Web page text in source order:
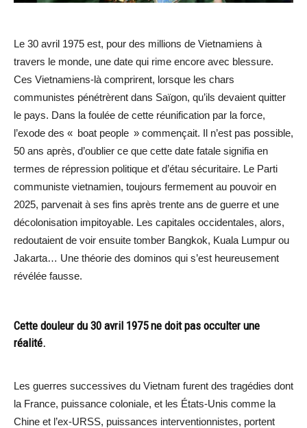
Le 30 avril 1975 est, pour des millions de Vietnamiens à
travers le monde, une date qui rime encore avec blessure.
Ces Vietnamiens-là comprirent, lorsque les chars
communistes pénétrèrent dans Saïgon, qu’ils devaient quitter
le pays. Dans la foulée de cette réunification par la force,
l’exode des « boat people » commençait. Il n’est pas possible,
50 ans après, d’oublier ce que cette date fatale signifia en
termes de répression politique et d’étau sécuritaire. Le Parti
communiste vietnamien, toujours fermement au pouvoir en
2025, parvenait à ses fins après trente ans de guerre et une
décolonisation impitoyable. Les capitales occidentales, alors,
redoutaient de voir ensuite tomber Bangkok, Kuala Lumpur ou
Jakarta… Une théorie des dominos qui s’est heureusement
révélée fausse.
Cette douleur du 30 avril 1975 ne doit pas occulter une
réalité.
Les guerres successives du Vietnam furent des tragédies dont
la France, puissance coloniale, et les États-Unis comme la
Chine et l’ex-URSS, puissances interventionnistes, portent